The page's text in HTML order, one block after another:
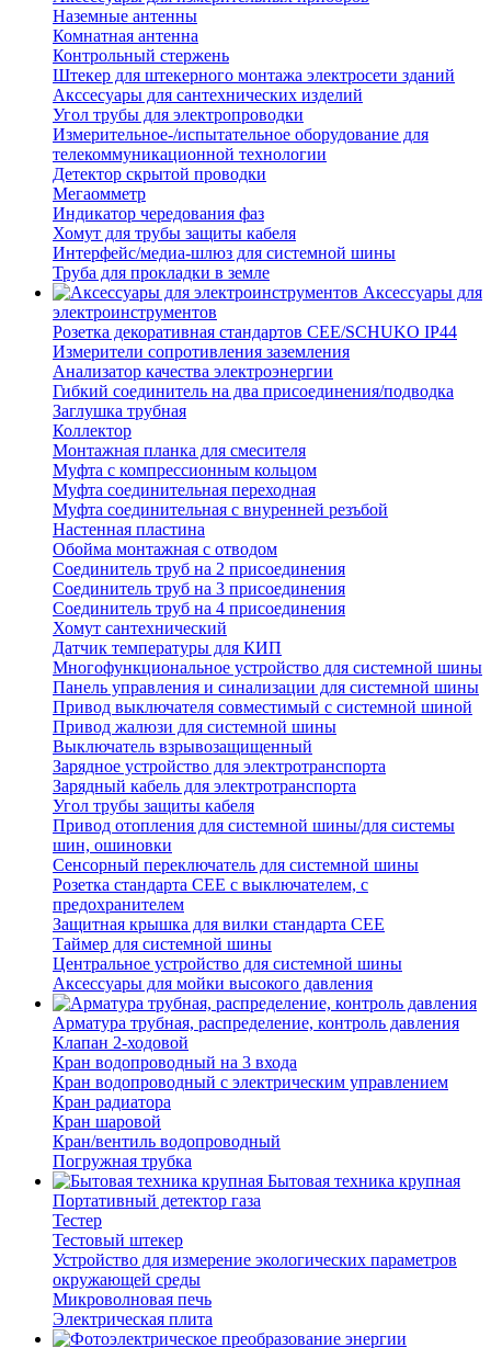
Наземные антенны
Комнатная антенна
Контрольный стержень
Штекер для штекерного монтажа электросети зданий
Акссесуары для сантехнических изделий
Угол трубы для электропроводки
Измерительное-/испытательное оборудование для
телекоммуникационной технологии
Детектор скрытой проводки
Мегаомметр
Индикатор чередования фаз
Хомут для трубы защиты кабеля
Интерфейс/медиа-шлюз для системной шины
Труба для прокладки в земле
Аксессуары для
электроинструментов
Розетка декоративная стандартов CEE/SCHUKO IP44
Измерители сопротивления заземления
Анализатор качества электроэнергии
Гибкий соединитель на два присоединения/подводка
Заглушка трубная
Коллектор
Монтажная планка для смесителя
Муфта с компрессионным кольцом
Муфта соединительная переходная
Муфта соединительная с внуренней резъбой
Настенная пластина
Обойма монтажная с отводом
Соединитель труб на 2 присоединения
Соединитель труб на 3 присоединения
Соединитель труб на 4 присоединения
Хомут сантехнический
Датчик температуры для КИП
Многофункциональное устройство для системной шины
Панель управления и синализации для системной шины
Привод выключателя совместимый с системной шиной
Привод жалюзи для системной шины
Выключатель взрывозащищенный
Зарядное устройство для электротранспорта
Зарядный кабель для электротранспорта
Угол трубы защиты кабеля
Привод отопления для системной шины/для системы
шин, ошиновки
Сенсорный переключатель для системной шины
Розетка стандарта СЕЕ с выключателем, с
предохранителем
Защитная крышка для вилки стандарта CEE
Таймер для системной шины
Центральное устройство для системной шины
Аксессуары для мойки высокого давления
Арматура трубная, распределение, контроль давления
Клапан 2-ходовой
Кран водопроводный на 3 входа
Кран водопроводный с электрическим управлением
Кран радиатора
Кран шаровой
Кран/вентиль водопроводный
Погружная трубка
Бытовая техника крупная
Портативный детектор газа
Тестер
Тестовый штекер
Устройство для измерение экологических параметров
окружающей среды
Микроволновая печь
Электрическая плита